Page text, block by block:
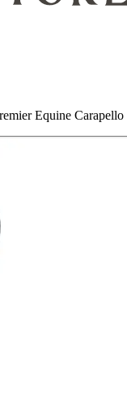
Equine Carapello